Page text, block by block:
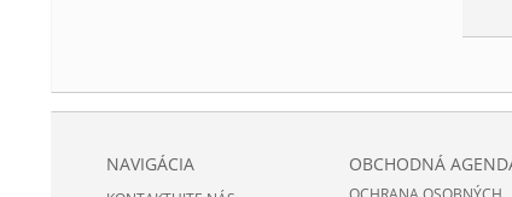
NAVIGÁCIA OBCHODNÁ